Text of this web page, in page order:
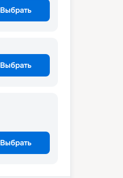
Выбрать
Выбрать
Выбрать